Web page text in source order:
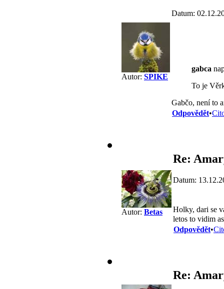
Autor: SPIKE
Datum:
gabca
To je
Gabčo, není to
Odpovědět•
Autor: Betas
Re:
Datum:
Holky, dari se
letos to vidim
Odpovědět•
Re: